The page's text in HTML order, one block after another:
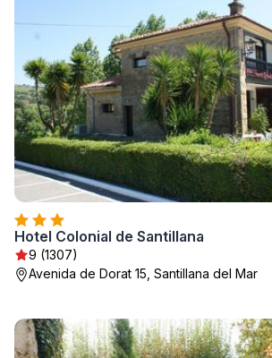
Hotel Colonial de Santillana
9 (1307)
Avenida de Dorat 15, Santillana del Mar